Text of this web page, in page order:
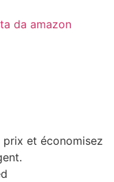
da amazon
et économisez